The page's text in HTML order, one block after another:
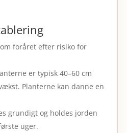
foråret efter risiko for
er typisk 40–60 cm
Planterne kan danne en
grundigt og holdes jorden
uger.